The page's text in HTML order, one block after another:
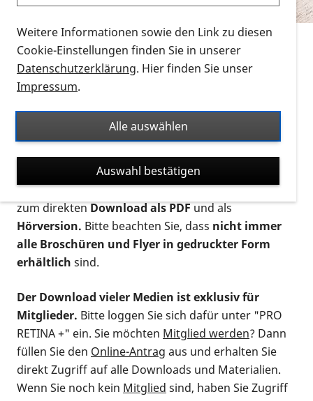
können? Schauen Sie sich dieErklärvideos zum
Thema Infomaterial auf der PRO RETINA-Website
für blinde und sehbehinderte Menschen an.
Auf dieser Seite finden Sie sämtliches Infomaterial
Ort. Nutzen Sie den Formatfilter, um ausschließlich
nach Flyern und Broschüren, Audios oder Videos zu
suchen. Die meisten Flyer und Broschüren werden in
verschiedenen Formaten angeboten: zur
postalischen Bestellung als gedruckte Variante
zum direktenDownload als PDFund als
Hörversion. Bitte beachten Sie, dass nicht immer
alle Broschüren und Flyer in gedruckter Form
erhältlich sind.
Der Download vieler Medien ist exklusiv für
Mitglieder. Bitte loggen Sie sich dafür unter "PRO
RETINA +" ein. Sie möchten Mitglied werden? Dann
füllen Sie den Online-Antrag aus und erhalten Sie
direkt Zugriff auf alle Downloads und Materialien.
Wenn Sie noch kein Mitglied sind, haben Sie Zugriff
Weitere Informationen sowie den Link zu diesen
Cookie-Einstellungen finden Sie in unserer
Datenschutzerklärung. Hier finden Sie unser
Impressum.
Alle auswählen
Auswahl bestätigen